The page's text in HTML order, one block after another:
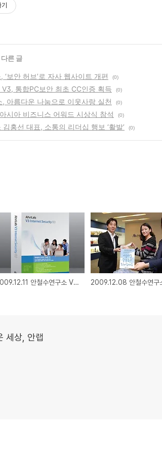
른 글
보안 허브’로 자사 웹사이트 개편 (0)
통합PC보안 최초 CC인증 획득 (0)
아름다운 나눔으로 이웃사랑 실천 (0)
시아 비즈니스 어워드 시상식 참석 (0)
홍선 대표, 소통의 리더십 행보 ‘활발’ (0)
2009.12.11 안철수연구소 V3, 통합PC보안 최초 CC인증 획득
세상, 안랩